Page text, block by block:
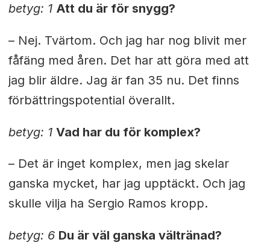
betyg: 1 Att du är för snygg?
– Nej. Tvärtom. Och jag har nog blivit mer
fåfäng med åren. Det har att göra med att
jag blir äldre. Jag är fan 35 nu. Det finns
förbättringspotential överallt.
betyg: 1 Vad har du för komplex?
– Det är inget komplex, men jag skelar
ganska mycket, har jag upptäckt. Och jag
skulle vilja ha Sergio Ramos kropp.
betyg: 6 Du är väl ganska vältränad?